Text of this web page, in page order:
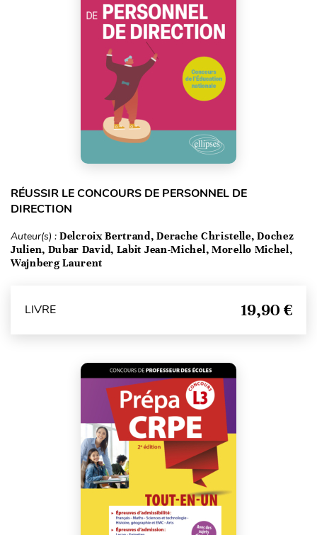
RÉUSSIR LE CONCOURS DE PERSONNEL DE
DIRECTION
Auteur(s) : Delcroix Bertrand, Derache Christelle, Dochez
Julien, Dubar David, Labit Jean-Michel, Morello Michel,
Wajnberg Laurent
LIVRE 19,90 €